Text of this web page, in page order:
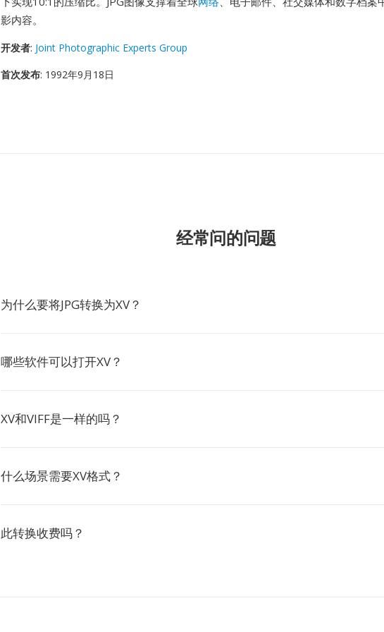
影内容。
开发者: Joint Photographic Experts Group
首次发布: 1992年9月18日
经常问的问题
为什么要将JPG转换为XV？
哪些软件可以打开XV？
XV和VIFF是一样的吗？
什么场景需要XV格式？
此转换收费吗？